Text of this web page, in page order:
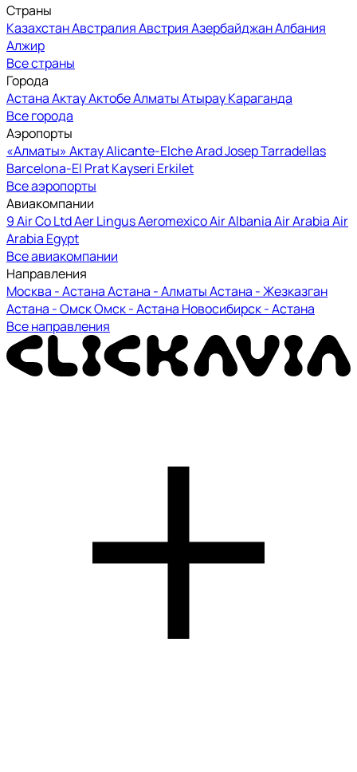
Страны
КазахстанАвстралияАвстрияАзербайджанАлбания
Алжир
Все страны
Города
АстанаАктауАктобеАлматыАтырауКараганда
Все города
Аэропорты
«Алматы»АктауAlicante-ElcheAradJosep Tarradellas
Barcelona-El PratKayseri Erkilet
Все аэропорты
Авиакомпании
9 Air Co LtdAer LingusAeromexicoAir AlbaniaAir ArabiaAir
Arabia Egypt
Все авиакомпании
Направления
Москва - АстанаАстана - АлматыАстана - Жезказган
Астана - ОмскОмск - Астана Новосибирск - Астана
Все направления